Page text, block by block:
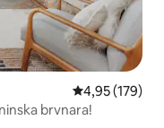
Prosječna
4,95 (179)
brvnara!